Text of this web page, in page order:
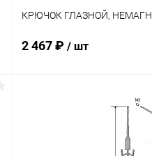
КРЮЧОК ГЛАЗНОЙ,
2 467 ₽ / шт
В